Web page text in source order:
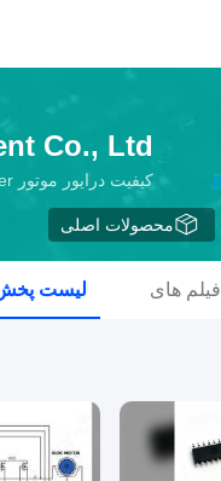
Co., Ltd
کیفیت درایور موتور BLDC, IC Driver موتور BLDC تولید کننده از چین
محصولات اصلی
فیلم های لیست